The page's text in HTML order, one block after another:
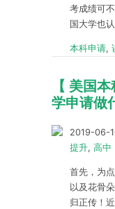
考成绩可
国大学也认
本科申请,
【 美国
学申请做
2019-06-
提升, 高中
首先，为
以及花骨
归正传！